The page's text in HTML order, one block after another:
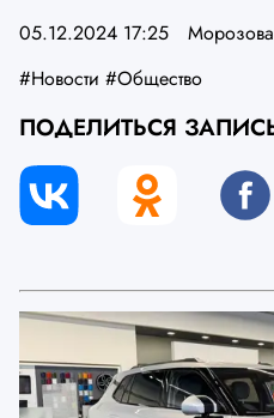
05.12.2024 17:25
#Новости #Общество
ПОДЕЛИТЬСЯ